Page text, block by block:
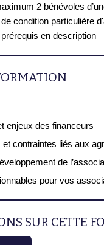
2 bénévoles
condition particulière
en description
enjeux des financeurs
contraintes liés aux
de
pour vos
SUR CETTE